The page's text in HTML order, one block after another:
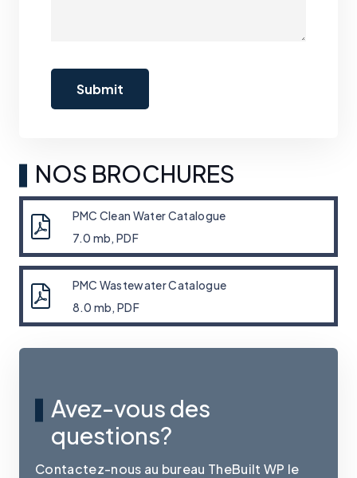
NOS BROCHURES
PMC Clean Water Catalogue
7.0 mb, PDF
PMC Wastewater Catalogue
8.0 mb, PDF
Avez-vous des
questions?
Contactez-nous au bureau TheBuilt WP le